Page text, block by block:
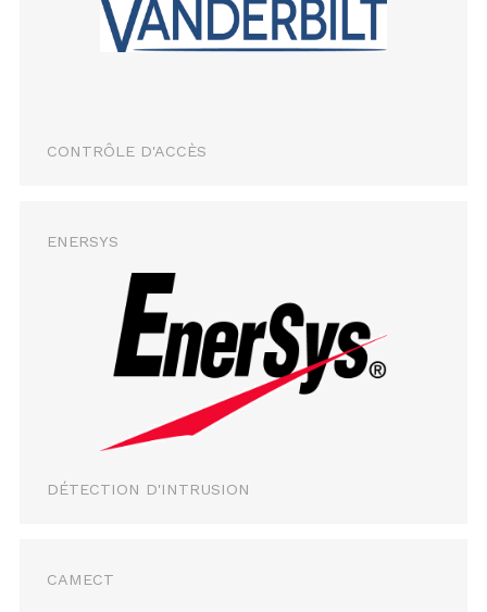
CONTRÔLE D'ACCÈS
ENERSYS
DÉTECTION D'INTRUSION
CAMECT